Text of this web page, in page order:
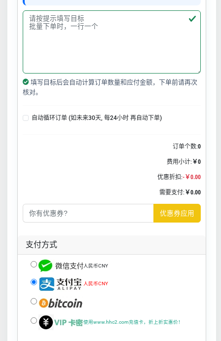
填写目标后会自动计算订单数量和应付金额，下单前请再次
核对。
自动循环订单 (如未来30天, 每24小时 再自动下单)
订单个数:0
费用小计: ￥0
优惠折扣:-￥0.00
需要支付: ￥0.00
优惠券应用
支付方式
人民币CNY
人民币CNY
使用www.hhc2.com充值卡，折上折实惠价！